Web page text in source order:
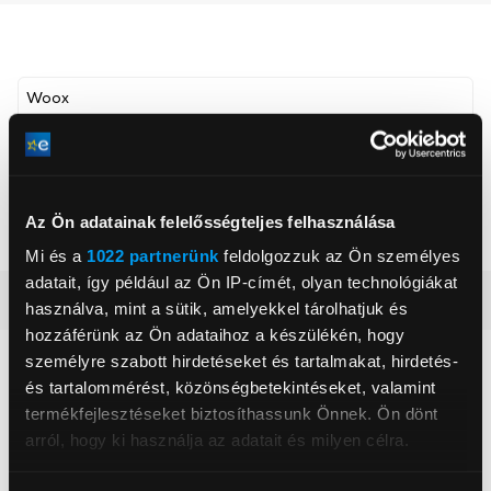
Az Ön adatainak felelősségteljes felhasználása
Mi és a 1022 partnerünk feldolgozzuk az Ön személyes
adatait, így például az Ön IP-címét, olyan technológiákat
használva, mint a sütik, amelyekkel tárolhatjuk és
hozzáférünk az Ön adataihoz a készülékén, hogy
személyre szabott hirdetéseket és tartalmakat, hirdetés-
és tartalommérést, közönségbetekintéseket, valamint
termékfejlesztéseket biztosíthassunk Önnek. Ön dönt
arról, hogy ki használja az adatait és milyen célra.
Woox
, ,
Izzó foglalat
E14
Részletes ismertető
Neked ajánljuk